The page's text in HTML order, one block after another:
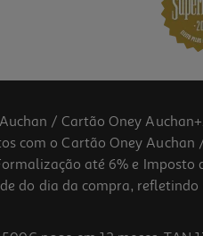
/ Cartão Oney
com o Cartão Oney
até 6% e
do dia da compra,